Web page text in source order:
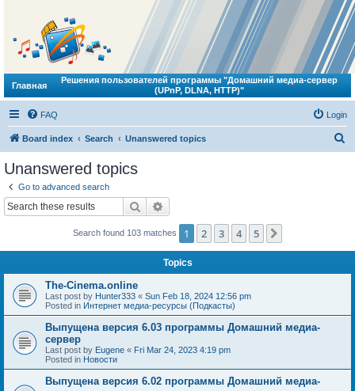
Главная
Решения пользователей программы "Домашний медиа-сервер
(UPnP, DLNA, HTTP)"
FAQ Login
Board index Search Unanswered topics
Unanswered topics
Go to advanced search
Search
Search found 103 matches 1 2 3 4 5
Topics
The-Cinema.online
Last post by Hunter333 « Sun Feb 18, 2024 12:56 pm
Posted in Интернет медиа-ресурсы (Подкасты)
Выпущена версия 6.03 программы Домашний медиа-
сервер
Last post by Eugene « Fri Mar 24, 2023 4:19 pm
Posted in Новости
Выпущена версия 6.02 программы Домашний медиа-